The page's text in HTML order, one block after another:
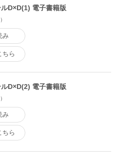
D×D(1) 電子書籍版
み
ちら
D×D(2) 電子書籍版
み
ちら